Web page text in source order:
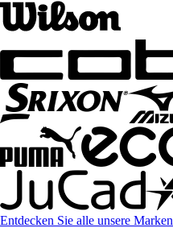
Entdecken Sie alle unsere Marken